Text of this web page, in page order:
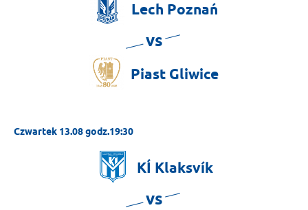
Lech Poznań
vs
Piast Gliwice
Czwartek 13.08 godz.19:30
KÍ Klaksvík
vs